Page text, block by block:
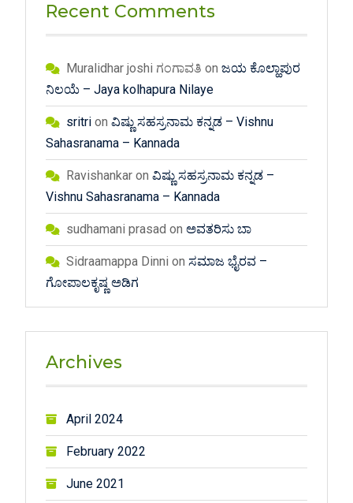
Recent Comments
Muralidhar joshi ಗಂಗಾವತಿ on ಜಯ ಕೊಲ್ಹಾಪುರ
ನಿಲಯೆ – Jaya kolhapura Nilaye
sritrion ವಿಷ್ಣು ಸಹಸ್ರನಾಮ ಕನ್ನಡ – Vishnu
Sahasranama – Kannada
Ravishankaron ವಿಷ್ಣು ಸಹಸ್ರನಾಮ ಕನ್ನಡ –
Vishnu Sahasranama – Kannada
sudhamani prasad on ಅವತರಿಸು ಬಾ
Sidraamappa Dinni on ಸಮಾಜ ಭೈರವ –
ಗೋಪಾಲಕೃಷ್ಣ ಅಡಿಗ
Archives
April 2024
February 2022
June 2021